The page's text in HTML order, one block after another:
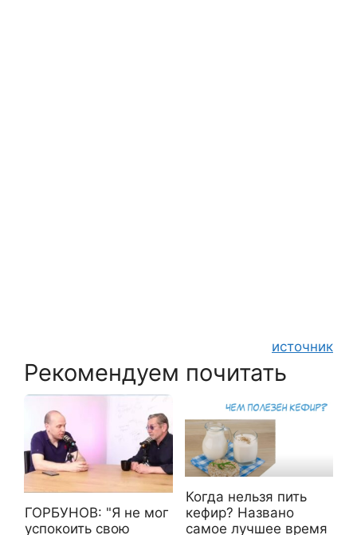
источник
Рекомендуем почитать
ГОРБУНОВ: "Я не мог
успокоить свою
Когда нельзя пить
кефир? Названо
самое лучшее время